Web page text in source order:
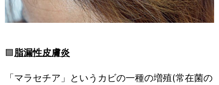
🟦 脂漏性皮膚炎
「マラセチア」というカビの一種の増殖(常在菌の